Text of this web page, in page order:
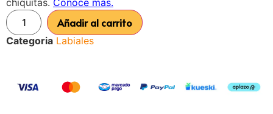
Añadir al carrito
Categoria Labiales